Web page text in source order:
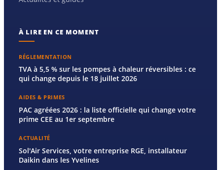
À LIRE EN CE MOMENT
RÉGLEMENTATION
TVA à 5,5 % sur les pompes à chaleur réversibles : ce
qui change depuis le 18 juillet 2026
AIDES & PRIMES
PAC agréées 2026 : la liste officielle qui change votre
prime CEE au 1er septembre
ACTUALITÉ
Sol'Air Services, votre entreprise RGE, installateur
Daikin dans les Yvelines